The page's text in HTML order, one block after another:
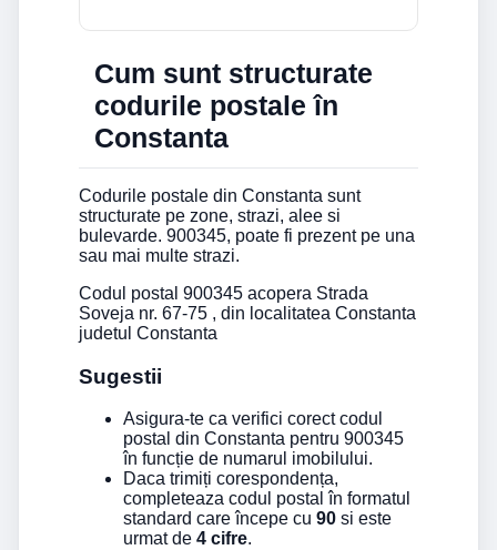
Cum sunt structurate
codurile postale în
Constanta
Codurile postale din Constanta sunt
structurate pe zone, strazi, alee si
bulevarde. 900345, poate fi prezent pe una
sau mai multe strazi.
Codul postal 900345 acopera Strada
Soveja nr. 67-75 , din localitatea Constanta
judetul Constanta
Sugestii
Asigura-te ca verifici corect codul
postal din Constanta pentru 900345
în funcție de numarul imobilului.
Daca trimiți corespondența,
completeaza codul postal în formatul
standard care începe cu 90 si este
urmat de 4 cifre.